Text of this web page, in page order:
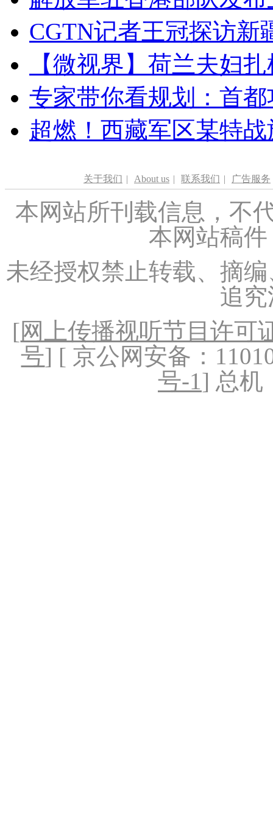
CGTN记者王冠探访新
【微视界】荷兰夫妇
专家带你看规划：首
超燃！西藏军区某特
关于我们 | About us | 联系我们 | 广告服务
本网站所刊载信息，不
本网站稿
未经授权禁止转载、摘
追
[网上传播视听节目许可
号] [ 京公网安备：
号-1] 总机